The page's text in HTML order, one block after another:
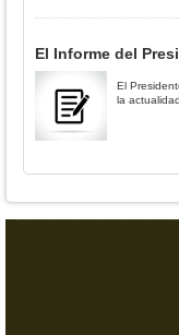
El Informe del
El
la actualidad